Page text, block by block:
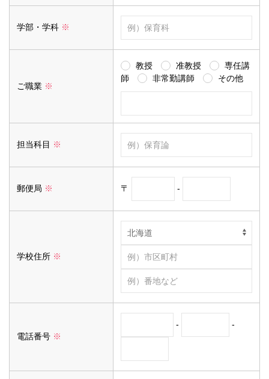
学部・学科 ※
ご職業 ※
教授 准教授
専任講
師
非常勤講師 その他
担当科目 ※
郵便局 ※ 〒 -
学校住所 ※
電話番号 ※
- -